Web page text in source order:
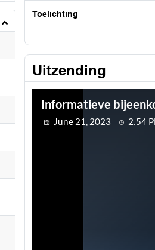
Toelichting
Uitzending